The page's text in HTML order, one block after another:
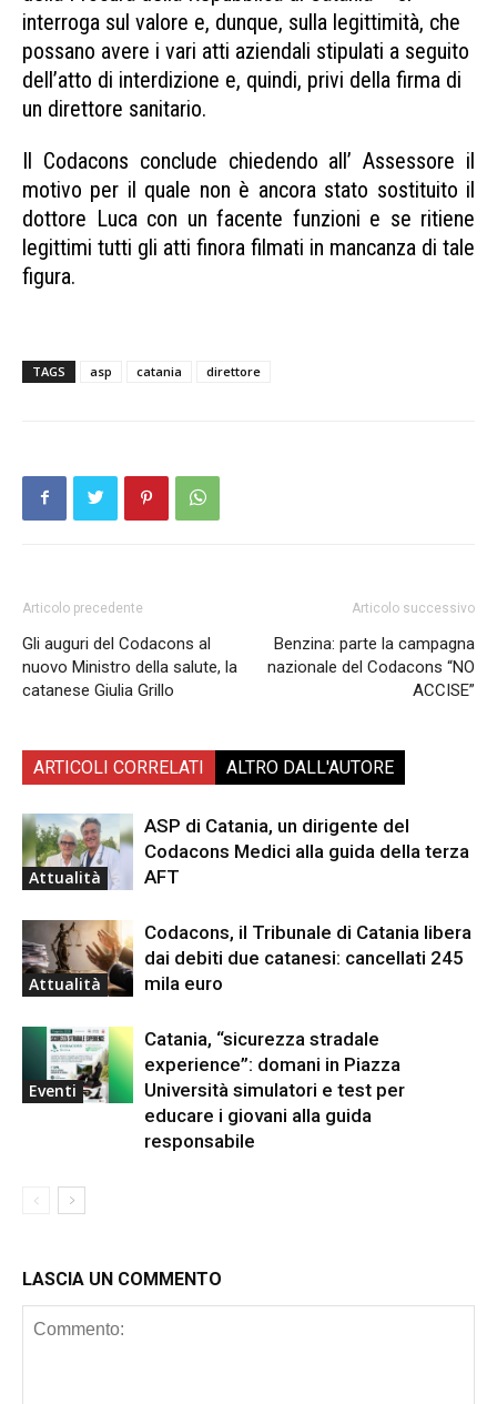
interroga sul valore e, dunque, sulla legittimità, che
possano avere i vari atti aziendali stipulati a seguito
dell’atto di interdizione e, quindi, privi della firma di
un direttore sanitario.
Il Codacons conclude chiedendo all’ Assessore il
motivo per il quale non è ancora stato sostituito il
dottore Luca con un facente funzioni e se ritiene
legittimi tutti gli atti finora filmati in mancanza di tale
figura.
TAGS asp catania direttore
Articolo precedente
Gli auguri del Codacons al
nuovo Ministro della salute, la
catanese Giulia Grillo
Articolo successivo
Benzina: parte la campagna
nazionale del Codacons “NO
ACCISE”
ARTICOLI CORRELATI ALTRO DALL'AUTORE
Attualità
ASP di Catania, un dirigente del
Codacons Medici alla guida della terza
AFT
Attualità
Codacons, il Tribunale di Catania libera
dai debiti due catanesi: cancellati 245
mila euro
Eventi
Catania, “sicurezza stradale
experience”: domani in Piazza
Università simulatori e test per
educare i giovani alla guida
responsabile
LASCIA UN COMMENTO